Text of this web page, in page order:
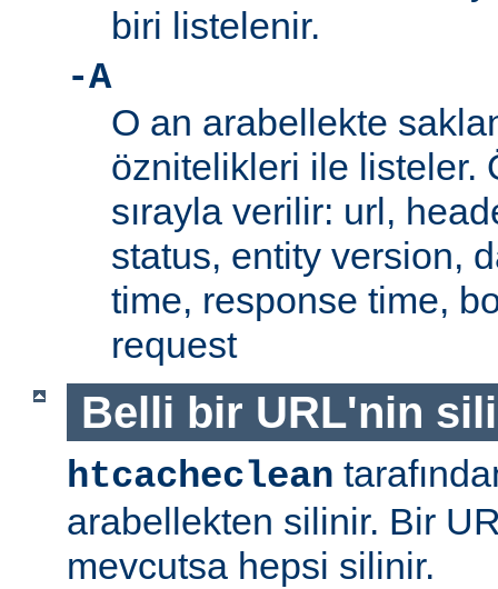
biri listelenir.
-A
O an arabellekte
öznitelikleri ile listeler.
sırayla verilir: url,
status, entity version,
time, response time,
request
Belli bir URL'nin
htcacheclean
arabellekten silinir. Bir
mevcutsa hepsi silinir.